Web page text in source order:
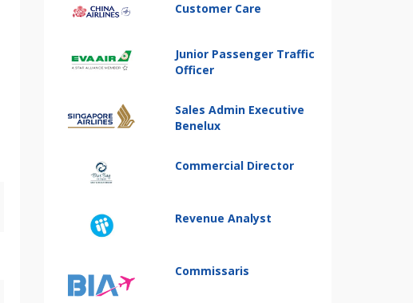
Customer Care
Junior Passenger Traffic
Officer
Sales Admin Executive
Benelux
Commercial Director
Revenue Analyst
Commissaris